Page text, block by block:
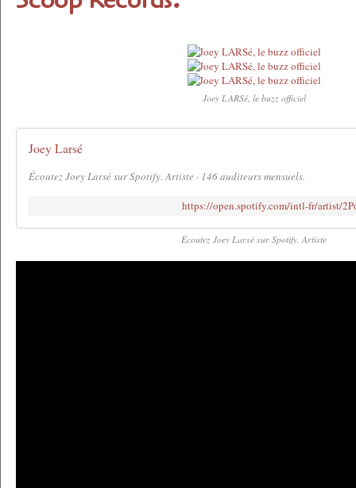
Joey LARSé, le buzz officiel
Joey Larsé
Écoutez Joey Larsé sur Spotify. Artiste · 146 auditeurs mensuels.
https://open.spotify.com/intl-fr/artist/
Écoutez Joey Larsé sur Spotify. Artiste